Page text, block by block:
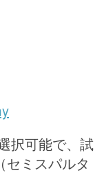
択可能で、試
セミスパルタ